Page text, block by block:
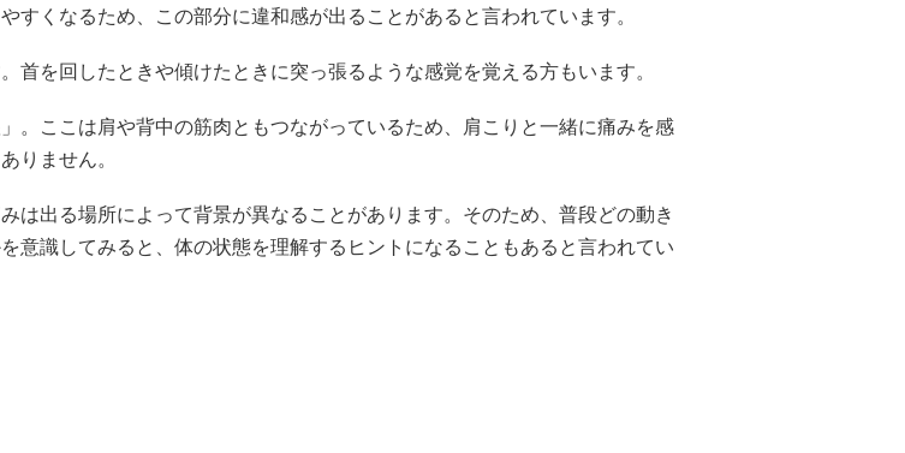
すくなるため、この部分に違和感が出ることがあると言われています。
首を回したときや傾けたときに突っ張るような感覚を覚える方もいます。
。ここは肩や背中の筋肉ともつながっているため、肩こりと一緒に痛みを感
りません。
は出る場所によって背景が異なることがあります。そのため、普段どの動き
意識してみると、体の状態を理解するヒントになることもあると言われてい